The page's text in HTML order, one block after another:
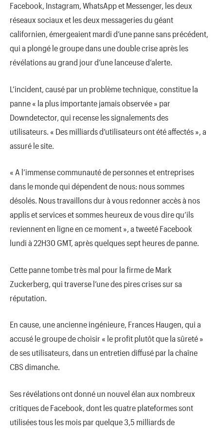
Facebook, Instagram, WhatsApp et Messenger, les deux
réseaux sociaux et les deux messageries du géant
californien, émergeaient mardi d’une panne sans précédent,
qui a plongé le groupe dans une double crise après les
révélations au grand jour d’une lanceuse d’alerte.
L’incident, causé par un problème technique, constitue la
panne « la plus importante jamais observée » par
Downdetector, qui recense les signalements des
utilisateurs. « Des milliards d’utilisateurs ont été affectés », a
assuré le site.
« A l’immense communauté de personnes et entreprises
dans le monde qui dépendent de nous: nous sommes
désolés. Nous travaillons dur à vous redonner accès à nos
applis et services et sommes heureux de vous dire qu’ils
reviennent en ligne en ce moment », a tweeté Facebook
lundi à 22H30 GMT, après quelques sept heures de panne.
Cette panne tombe très mal pour la firme de Mark
Zuckerberg, qui traverse l’une des pires crises sur sa
réputation.
En cause, une ancienne ingénieure, Frances Haugen, qui a
accusé le groupe de choisir « le profit plutôt que la sûreté »
de ses utilisateurs, dans un entretien diffusé par la chaîne
CBS dimanche.
Ses révélations ont donné un nouvel élan aux nombreux
critiques de Facebook, dont les quatre plateformes sont
utilisées tous les mois par quelque 3,5 milliards de